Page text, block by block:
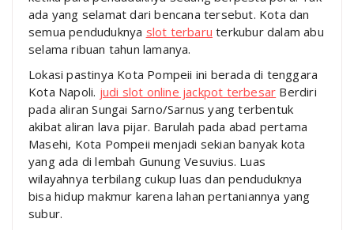
ada yang selamat dari bencana tersebut. Kota dan
semua penduduknya slot terbaru terkubur dalam abu
selama ribuan tahun lamanya.
Lokasi pastinya Kota Pompeii ini berada di tenggara
Kota Napoli. judi slot online jackpot terbesar Berdiri
pada aliran Sungai Sarno/Sarnus yang terbentuk
akibat aliran lava pijar. Barulah pada abad pertama
Masehi, Kota Pompeii menjadi sekian banyak kota
yang ada di lembah Gunung Vesuvius. Luas
wilayahnya terbilang cukup luas dan penduduknya
bisa hidup makmur karena lahan pertaniannya yang
subur.